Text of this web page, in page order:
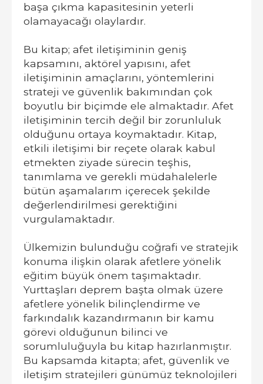
başa çıkma kapasitesinin yeterli
olamayacağı olaylardır.
Bu kitap; afet iletişiminin geniş
kapsamını, aktörel yapısını, afet
iletişiminin amaçlarını, yöntemlerini
strateji ve güvenlik bakımından çok
boyutlu bir biçimde ele almaktadır. Afet
iletişiminin tercih değil bir zorunluluk
olduğunu ortaya koymaktadır. Kitap,
etkili iletişimi bir reçete olarak kabul
etmekten ziyade sürecin teşhis,
tanımlama ve gerekli müdahalelerle
bütün aşamalarım içerecek şekilde
değerlendirilmesi gerektiğini
vurgulamaktadır.
Ülkemizin bulunduğu coğrafi ve stratejik
konuma ilişkin olarak afetlere yönelik
eğitim büyük önem taşımaktadır.
Yurttaşları deprem başta olmak üzere
afetlere yönelik bilinçlendirme ve
farkındalık kazandırmanın bir kamu
görevi olduğunun bilinci ve
sorumluluğuyla bu kitap hazırlanmıştır.
Bu kapsamda kitapta; afet, güvenlik ve
iletişim stratejileri günümüz teknolojileri